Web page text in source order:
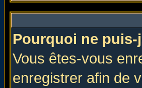
Pourquoi ne
Vous êtes-vous
enregistrer afin de